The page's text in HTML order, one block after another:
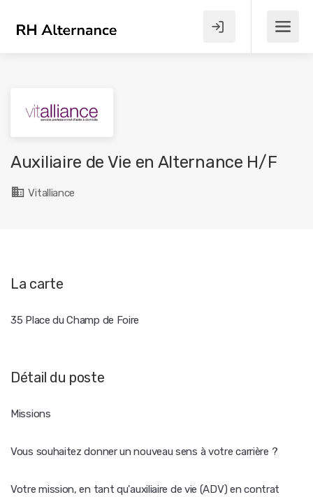
Auxiliaire de Vie en Alternance H/F
Vitalliance
La carte
35 Place du Champ de Foire
Détail du poste
Missions
Vous souhaitez donner un nouveau sens à votre carrière ?
Votre mission, en tant qu'auxiliaire de vie (ADV) en contrat